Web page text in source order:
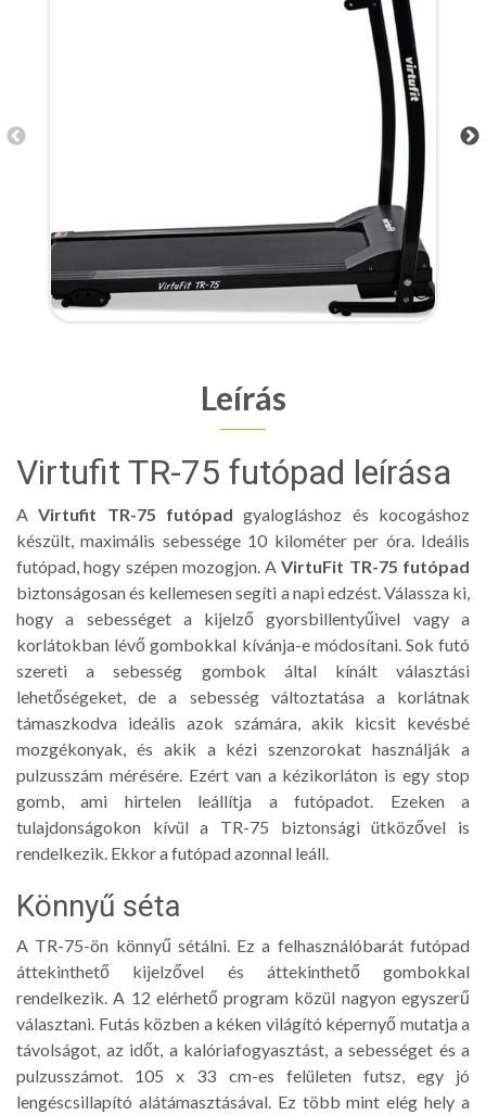
Leírás
Virtufit TR-75 futópad leírása
AVirtufit TR-75 futópadgyalogláshoz és kocogáshoz
készült, maximális sebessége 10 kilométer per óra. Ideális
futópad, hogy szépen mozogjon. AVirtuFit TR-75 futópad
biztonságosan és kellemesen segíti a napi edzést. Válassza ki,
hogy a sebességet a kijelző gyorsbillentyűivel vagy a
korlátokban lévő gombokkal kívánja-e módosítani. Sok futó
szereti a sebesség gombok által kínált választási
lehetőségeket, de a sebesség változtatása a korlátnak
támaszkodva ideális azok számára, akik kicsit kevésbé
mozgékonyak, és akik a kézi szenzorokat használják a
pulzusszám mérésére. Ezért van a kézikorláton is egy stop
gomb, ami hirtelen leállítja a futópadot. Ezeken a
tulajdonságokon kívül a TR-75 biztonsági ütközővel is
rendelkezik. Ekkor a futópad azonnal leáll.
Könnyű séta
A TR-75-ön könnyű sétálni. Ez a felhasználóbarát futópad
áttekinthető kijelzővel és áttekinthető gombokkal
rendelkezik. A 12 elérhető program közül nagyon egyszerű
választani. Futás közben a kéken világító képernyő mutatja a
távolságot, az időt, a kalóriafogyasztást, a sebességet és a
pulzusszámot. 105 x 33 cm-es felületen futsz, egy jó
lengéscsillapító alátámasztásával. Ez több mint elég hely a